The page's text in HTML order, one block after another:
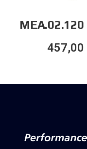
MEA.02.120
457,00